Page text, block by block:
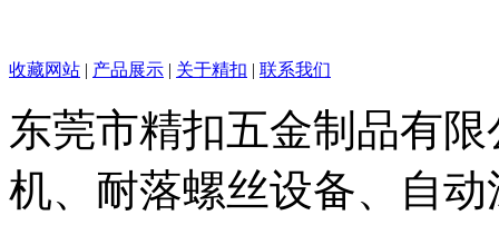
收藏网站 | 产品展示 | 关于精扣 | 联系我们
东莞市精扣五金制品有
机、耐落螺丝设备、自